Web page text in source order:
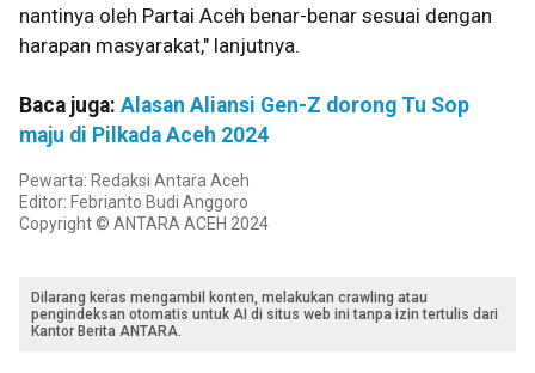
nantinya oleh Partai Aceh benar-benar sesuai dengan
harapan masyarakat," lanjutnya.
Baca juga: Alasan Aliansi Gen-Z dorong Tu Sop
maju di Pilkada Aceh 2024
Pewarta: Redaksi Antara Aceh
Editor: Febrianto Budi Anggoro
Copyright © ANTARA ACEH 2024
Dilarang keras mengambil konten, melakukan crawling atau
pengindeksan otomatis untuk AI di situs web ini tanpa izin tertulis dari
Kantor Berita ANTARA.